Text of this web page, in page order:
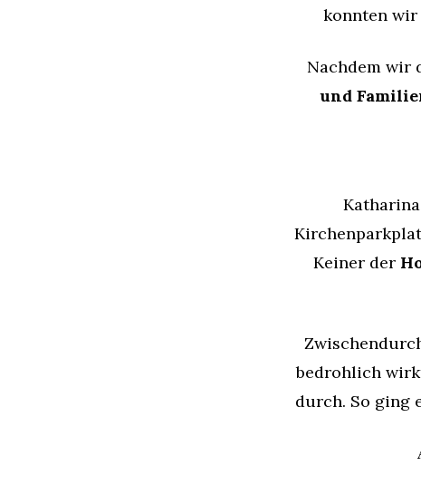
konnten
Nachdem wir
und
Keiner der
bedrohlich
durch. So ging